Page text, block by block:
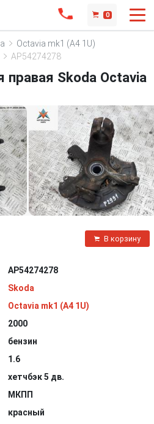
0
Octavia mk1 (A4 1U)
AP54274278
правая Skoda Octavia
В корзину
AP54274278
Skoda
Octavia mk1 (A4 1U)
2000
бензин
1.6
хетчбэк 5 дв.
МКПП
красный